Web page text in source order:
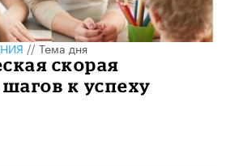
//Тема дня
скорая
к успеху